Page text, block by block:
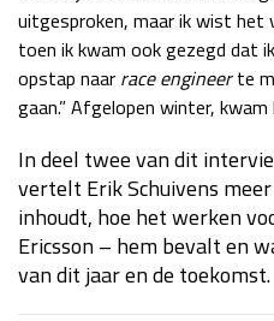
uitgesproken, maar ik wist het
toen ik kwam ook gezegd dat
opstap naar race engineerte
gaan.” Afgelopen winter,
In deel twee van dit
vertelt Erik Schuivens
inhoudt, hoe het werken
Ericsson – hem bevalt en
van dit jaar en de toekomst.